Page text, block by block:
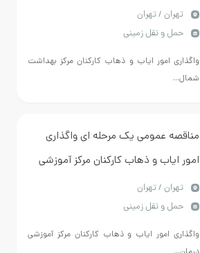
شمال غرب 2 تهران
تهران / تهران
حمل و نقل زمینی
واگذاری امور ایاب و ذهاب کارکنان مرکز بهداشت
شمال...
مناقصه عمومی یک مرحله ای واگذاری
امور ایاب و ذهاب کارکنان مرکز آموزشی
درمانی شهید اکبرآبادی
تهران / تهران
حمل و نقل زمینی
واگذاری امور ایاب و ذهاب کارکنان مرکز آموزشی